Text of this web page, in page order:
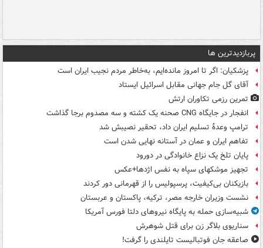
پربازدیدترین ها
پزشکیان: اگر تا امروز مانده‌ایم، به‌خاطر مردم نجیب ایران است
آقای گل جام جهانی مقابل اسرائیل ایستاد
تمرین رزمی تکاوران ارتش
انفجار در جایگاه CNG صحنه یک کشته و سه مصدوم برجا گذاشت
ترامپ وعدۀ تسلیم ایران داد، تحقیر نصیبش شد
تفاهم ایران و عمان در آستانه نهایی شدن است
پایان تلخ یک نزاع خانوادگی در دورود
تجهیز موشکهای سپاه به نفس اژدها+عکس
بازیکنان بی‌کیفیت، پرسپولیس را از قهرمانی دور کردند
نشست وزیران خارجه مصر، ترکیه، پاکستان و عربستان
شبیه‌سازی حمله به پایگاه نیروهای دلتا فورس آمریکا
سناریوی بلاگر زن برای قتل شوهرش
صاعقه جان فوتبالیست تایلندی را گرفت!